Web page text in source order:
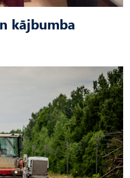
kājbumba